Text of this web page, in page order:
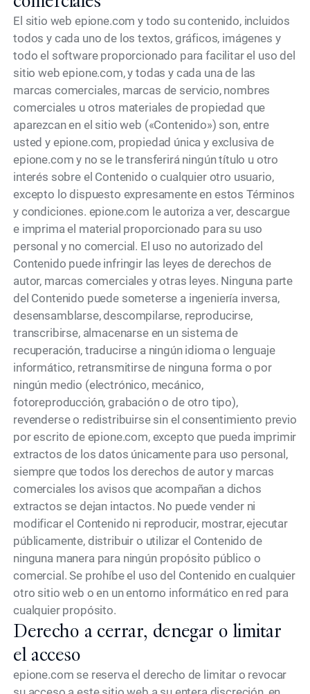
El sitio web epione.com y todo su contenido, incluidos
todos y cada uno de los textos, gráficos, imágenes y
todo el software proporcionado para facilitar el uso del
sitio web epione.com, y todas y cada una de las
marcas comerciales, marcas de servicio, nombres
comerciales u otros materiales de propiedad que
aparezcan en el sitio web («Contenido») son, entre
usted y epione.com, propiedad única y exclusiva de
epione.com y no se le transferirá ningún título u otro
interés sobre el Contenido o cualquier otro usuario,
excepto lo dispuesto expresamente en estos Términos
y condiciones. epione.com le autoriza a ver, descargue
e imprima el material proporcionado para su uso
personal y no comercial. El uso no autorizado del
Contenido puede infringir las leyes de derechos de
autor, marcas comerciales y otras leyes. Ninguna parte
del Contenido puede someterse a ingeniería inversa,
desensamblarse, descompilarse, reproducirse,
transcribirse, almacenarse en un sistema de
recuperación, traducirse a ningún idioma o lenguaje
informático, retransmitirse de ninguna forma o por
ningún medio (electrónico, mecánico,
fotoreproducción, grabación o de otro tipo),
revenderse o redistribuirse sin el consentimiento previo
por escrito de epione.com, excepto que pueda imprimir
extractos de los datos únicamente para uso personal,
siempre que todos los derechos de autor y marcas
comerciales los avisos que acompañan a dichos
extractos se dejan intactos. No puede vender ni
modificar el Contenido ni reproducir, mostrar, ejecutar
públicamente, distribuir o utilizar el Contenido de
ninguna manera para ningún propósito público o
comercial. Se prohíbe el uso del Contenido en cualquier
otro sitio web o en un entorno informático en red para
cualquier propósito.
Derecho a cerrar, denegar o limitar
el acceso
epione.com se reserva el derecho de limitar o revocar